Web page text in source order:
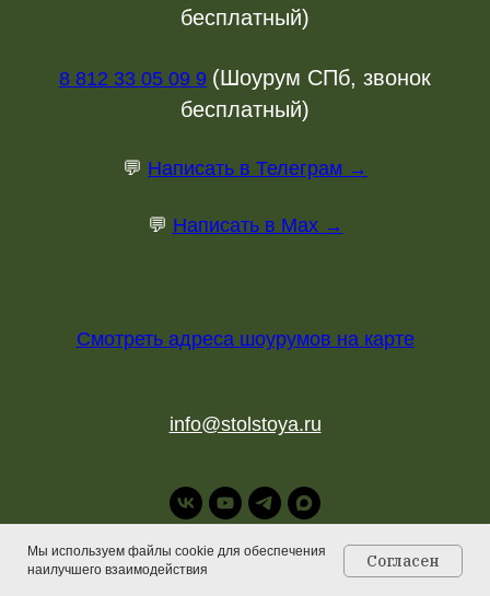
Главная Каталог
бесплатный)
8 812 33 05 09 9 (Шоурум СПб, звонок
бесплатный)
💬 Написать в Телеграм →
💬 Написать в Max →
Смотреть адреса шоурумов на карте
info@stolstoya.ru
Мы используем файлы cookie для обеспечения
наилучшего взаимодействия
Согласен